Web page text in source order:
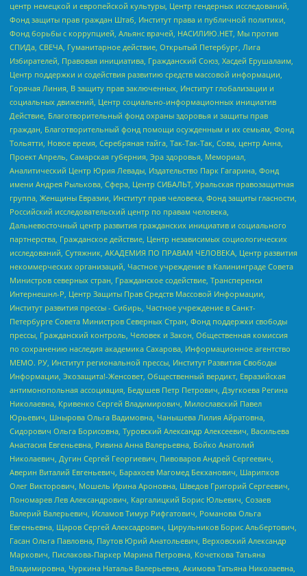
центр немецкой и европейской культуры, Центр гендерных исследований,
Фонд защиты прав граждан Штаб, Институт права и публичной политики,
Фонд борьбы с коррупцией, Альянс врачей, НАСИЛИЮ.НЕТ, Мы против
СПИДа, СВЕЧА, Гуманитарное действие, Открытый Петербург, Лига
Избирателей, Правовая инициатива, Гражданский Союз, Хасдей Ерушалаим,
Центр поддержки и содействия развитию средств массовой информации,
Горячая Линия, В защиту прав заключенных, Институт глобализации и
социальных движений, Центр социально-информационных инициатив
Действие, Благотворительный фонд охраны здоровья и защиты прав
граждан, Благотворительный фонд помощи осужденным и их семьям, Фонд
Тольятти, Новое время, Серебряная тайга, Так-Так-Так, Сова, центр Анна,
Проект Апрель, Самарская губерния, Эра здоровья, Мемориал,
Аналитический Центр Юрия Левады, Издательство Парк Гагарина, Фонд
имени Андрея Рылькова, Сфера, Центр СИБАЛЬТ, Уральская правозащитная
группа, Женщины Евразии, Институт прав человека, Фонд защиты гласности,
Российский исследовательский центр по правам человека,
Дальневосточный центр развития гражданских инициатив и социального
партнерства, Гражданское действие, Центр независимых социологических
исследований, Сутяжник, АКАДЕМИЯ ПО ПРАВАМ ЧЕЛОВЕКА, Центр развития
некоммерческих организаций, Частное учреждение в Калининграде Совета
Министров северных стран, Гражданское содействие, Трансперенси
Интернешнл-Р, Центр Защиты Прав Средств Массовой Информации,
Институт развития прессы - Сибирь, Частное учреждение в Санкт-
Петербурге Совета Министров Северных Стран, Фонд поддержки свободы
прессы, Гражданский контроль, Человек и Закон, Общественная комиссия
по сохранению наследия академика Сахарова, Информационное агентство
МЕМО. РУ, Институт региональной прессы, Институт Развития Свободы
Информации, Экозащита!-Женсовет, Общественный вердикт, Евразийская
антимонопольная ассоциация, Бедушев Петр Петрович, Дзугкоева Регина
Николаевна, Кривенко Сергей Владимирович, Милославский Павел
Юрьевич, Шнырова Ольга Вадимовна, Чанышева Лилия Айратовна,
Сидорович Ольга Борисовна, Туровский Александр Алексеевич, Васильева
Анастасия Евгеньевна, Ривина Анна Валерьевна, Бойко Анатолий
Николаевич, Дугин Сергей Георгиевич, Пивоваров Андрей Сергеевич,
Аверин Виталий Евгеньевич, Барахоев Магомед Бекханович, Шарипков
Олег Викторович, Мошель Ирина Ароновна, Шведов Григорий Сергеевич,
Пономарев Лев Александрович, Каргалицкий Борис Юльевич, Созаев
Валерий Валерьевич, Исламов Тимур Рифгатович, Романова Ольга
Евгеньевна, Щаров Сергей Алексадрович, Цирульников Борис Альбертович,
Гасан Ольга Павловна, Паутов Юрий Анатольевич, Верховский Александр
Маркович, Пислакова-Паркер Марина Петровна, Кочеткова Татьяна
Владимировна, Чуркина Наталья Валерьевна, Акимова Татьяна Николаевна,